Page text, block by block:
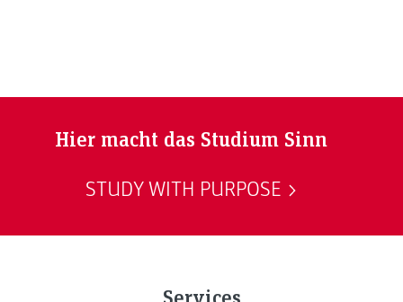
Hier macht das Studium Sinn
STUDY WITH PURPOSE
Services